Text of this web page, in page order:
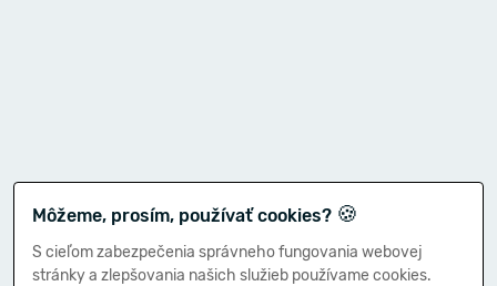
Môžeme, prosím, používať cookies? 🍪
S cieľom zabezpečenia správneho fungovania webovej
stránky a zlepšovania našich služieb používame cookies.